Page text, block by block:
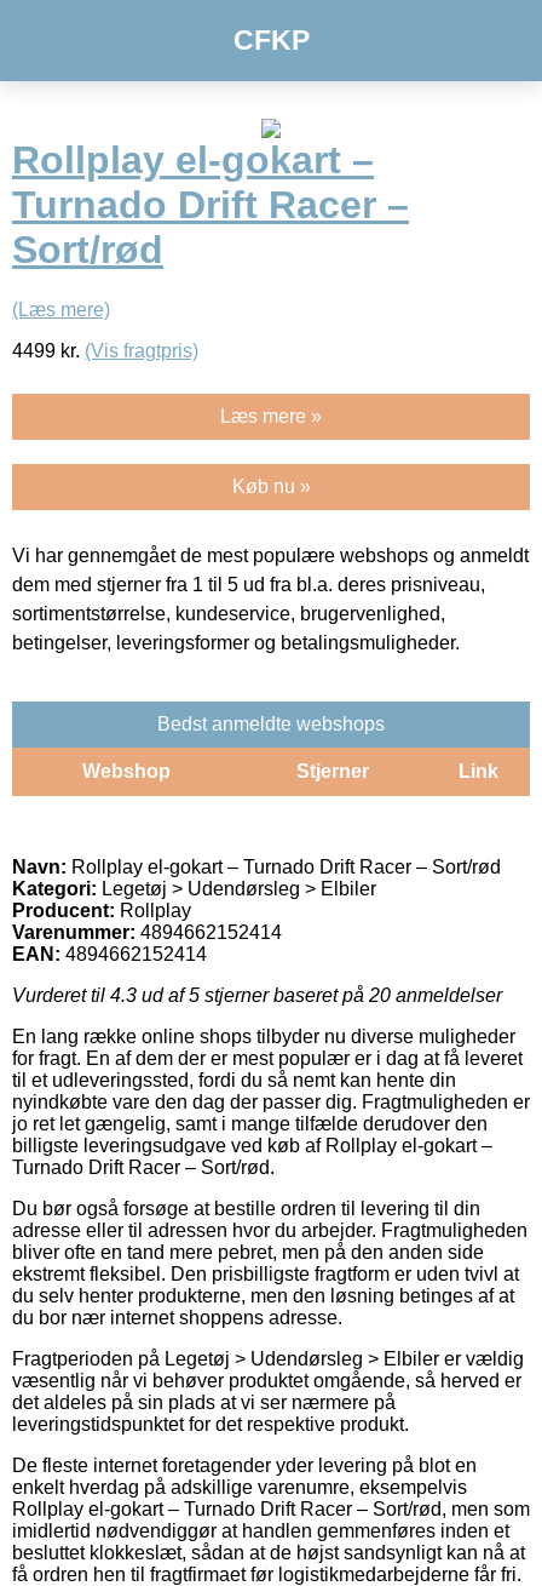
CFKP
Rollplay el-gokart –
Turnado Drift Racer –
Sort/rød
(Læs mere)
4499 kr. (Vis fragtpris)
Læs mere »
Køb nu »
Vi har gennemgået de mest populære webshops og anmeldt
dem med stjerner fra 1 til 5 ud fra bl.a. deres prisniveau,
sortimentstørrelse, kundeservice, brugervenlighed,
betingelser, leveringsformer og betalingsmuligheder.
Bedst anmeldte webshops
Webshop Stjerner Link
Navn: Rollplay el-gokart – Turnado Drift Racer – Sort/rød
Kategori: Legetøj > Udendørsleg > Elbiler
Producent: Rollplay
Varenummer: 4894662152414
EAN: 4894662152414
Vurderet til 4.3 ud af 5 stjerner baseret på 20 anmeldelser
En lang række online shops tilbyder nu diverse muligheder
for fragt. En af dem der er mest populær er i dag at få leveret
til et udleveringssted, fordi du så nemt kan hente din
nyindkøbte vare den dag der passer dig. Fragtmuligheden er
jo ret let gængelig, samt i mange tilfælde derudover den
billigste leveringsudgave ved køb af Rollplay el-gokart –
Turnado Drift Racer – Sort/rød.
Du bør også forsøge at bestille ordren til levering til din
adresse eller til adressen hvor du arbejder. Fragtmuligheden
bliver ofte en tand mere pebret, men på den anden side
ekstremt fleksibel. Den prisbilligste fragtform er uden tvivl at
du selv henter produkterne, men den løsning betinges af at
du bor nær internet shoppens adresse.
Fragtperioden på Legetøj > Udendørsleg > Elbiler er vældig
væsentlig når vi behøver produktet omgående, så herved er
det aldeles på sin plads at vi ser nærmere på
leveringstidspunktet for det respektive produkt.
De fleste internet foretagender yder levering på blot en
enkelt hverdag på adskillige varenumre, eksempelvis
Rollplay el-gokart – Turnado Drift Racer – Sort/rød, men som
imidlertid nødvendiggør at handlen gemmenføres inden et
besluttet klokkeslæt, sådan at de højst sandsynligt kan nå at
få ordren hen til fragtfirmaet før logistikmedarbejderne får fri.